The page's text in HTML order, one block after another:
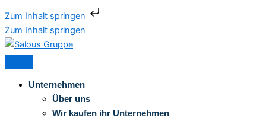
Zum Inhalt springen
Zum Inhalt springen
Unternehmen
Über uns
Wir kaufen ihr Unternehmen